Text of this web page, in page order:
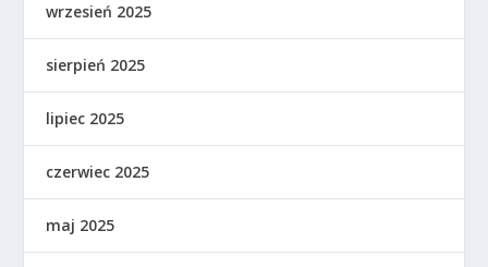
wrzesień 2025
sierpień 2025
lipiec 2025
czerwiec 2025
maj 2025